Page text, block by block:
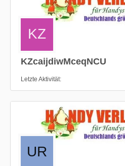
KZcaijdiwMceqNCU
Letzte Aktivität